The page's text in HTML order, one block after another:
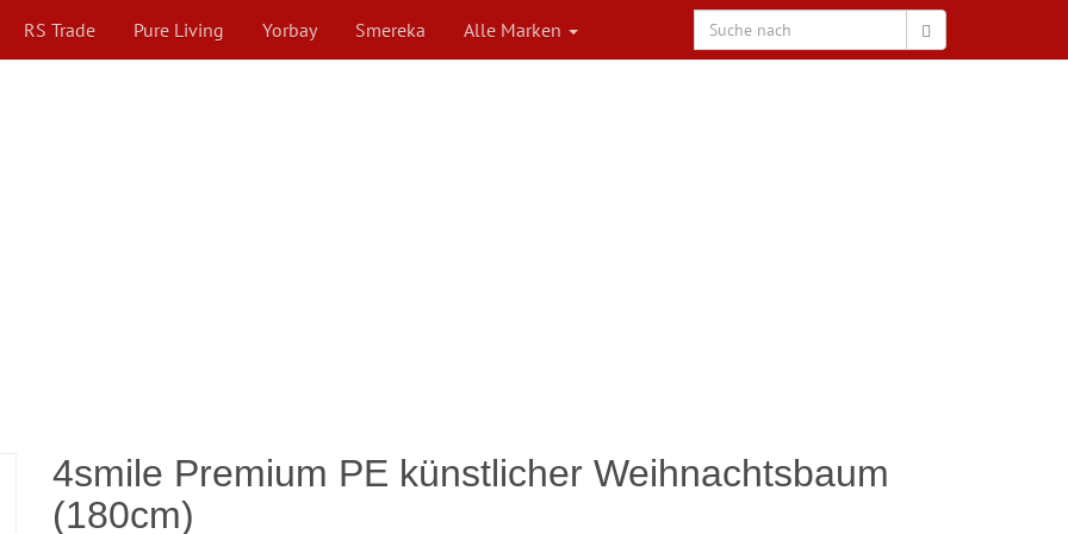
RS Trade Pure Living Yorbay Smereka Alle Marken
4smile Premium PE künstlicher Weihnachtsbaum
(180cm)